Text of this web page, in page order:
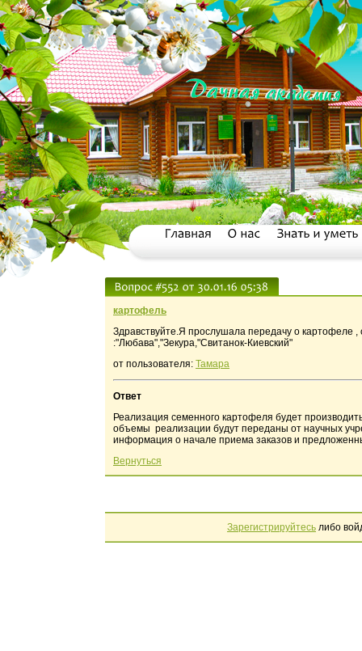
картофель
Здравствуйте.Я прослушала передачу о картофеле ,
:"Любава","Зекура,"Свитанок-Киевский"
от пользователя: Тамара
Ответ
Реализация семенного картофеля будет
объемы реализации будут переданы от научных
информация о начале приема заказов и
Вернуться
Зарегистрируйтесь либо